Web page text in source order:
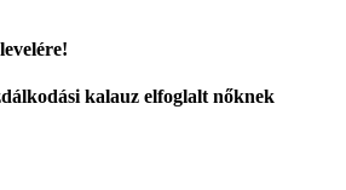
kalauz elfoglalt nőknek